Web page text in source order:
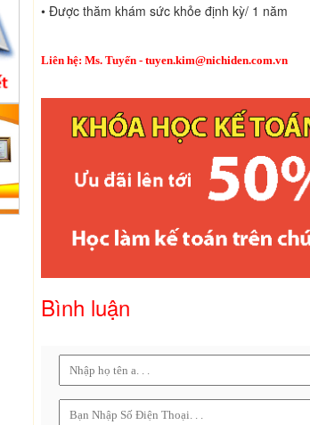
• Được thăm khám sức khỏe định kỳ/ 1 năm
Liên hệ: Ms. Tuyến - tuyen.kim@nichiden.com.vn
Bình luận